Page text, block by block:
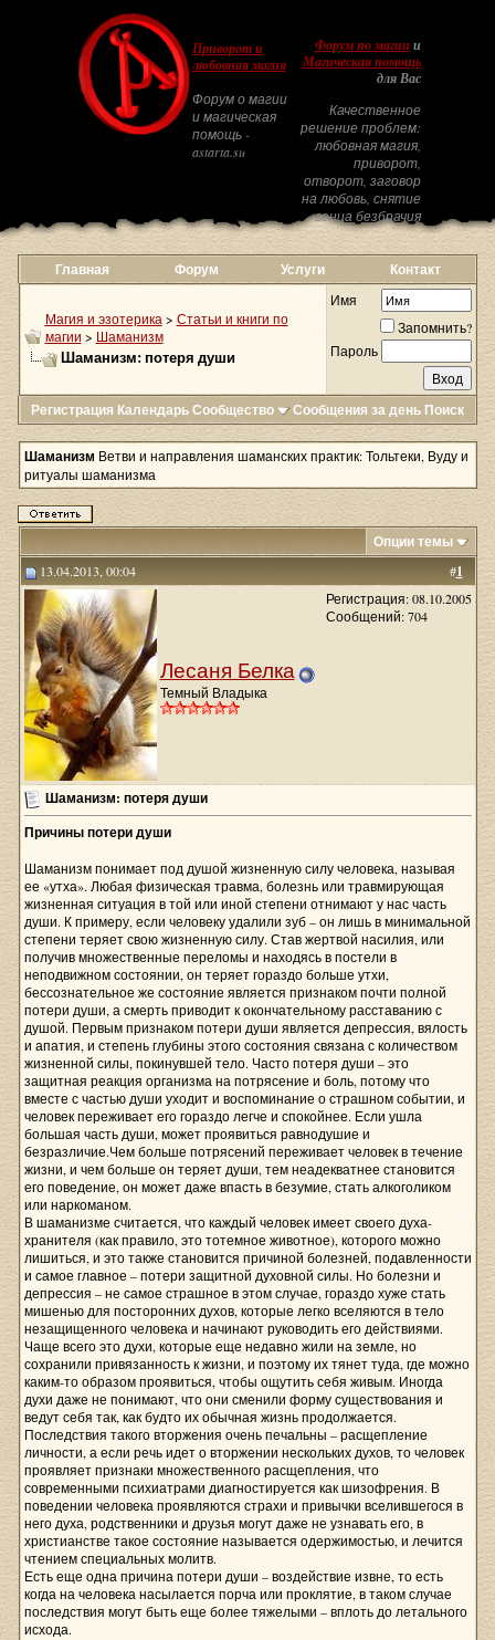
Приворот и
любовная магия
Форум о магии
и магическая
помощь -
astarta.su
Форум по магиии
Магическая помощь
для Вас
Качественное
решение проблем:
любовная магия,
приворот,
отворот, заговор
на любовь, снятие
венца безбрачия
Главная Форум Услуги Контакт
Магия и эзотерика > Статьи и книги по
магии > Шаманизм
Шаманизм: потеря души
Имя
Запомнить?
Пароль
Регистрация КалендарьСообщество Сообщения за день Поиск
Шаманизм Ветви и направления шаманских практик: Тольтеки, Вуду и
ритуалы шаманизма
Опции темы
#1
13.04.2013, 00:04
Лесаня Белка
Темный Владыка
Регистрация: 08.10.2005
Сообщений: 704
Шаманизм: потеря души
Причины потери души
Шаманизм понимает под душой жизненную силу человека, называя
ее «утха». Любая физическая травма, болезнь или травмирующая
жизненная ситуация в той или иной степени отнимают у нас часть
души. К примеру, если человеку удалили зуб – он лишь в минимальной
степени теряет свою жизненную силу. Став жертвой насилия, или
получив множественные переломы и находясь в постели в
неподвижном состоянии, он теряет гораздо больше утхи,
бессознательное же состояние является признаком почти полной
потери души, а смерть приводит к окончательному расставанию с
душой. Первым признаком потери души является депрессия, вялость
и апатия, и степень глубины этого состояния связана с количеством
жизненной силы, покинувшей тело. Часто потеря души – это
защитная реакция организма на потрясение и боль, потому что
вместе с частью души уходит и воспоминание о страшном событии, и
человек переживает его гораздо легче и спокойнее. Если ушла
большая часть души, может проявиться равнодушие и
безразличие.Чем больше потрясений переживает человек в течение
жизни, и чем больше он теряет души, тем неадекватнее становится
его поведение, он может даже впасть в безумие, стать алкоголиком
или наркоманом.
В шаманизме считается, что каждый человек имеет своего духа-
хранителя (как правило, это тотемное животное), которого можно
лишиться, и это также становится причиной болезней, подавленности
и самое главное – потери защитной духовной силы. Но болезни и
депрессия – не самое страшное в этом случае, гораздо хуже стать
мишенью для посторонних духов, которые легко вселяются в тело
незащищенного человека и начинают руководить его действиями.
Чаще всего это духи, которые еще недавно жили на земле, но
сохранили привязанность к жизни, и поэтому их тянет туда, где можно
каким-то образом проявиться, чтобы ощутить себя живым. Иногда
духи даже не понимают, что они сменили форму существования и
ведут себя так, как будто их обычная жизнь продолжается.
Последствия такого вторжения очень печальны – расщепление
личности, а если речь идет о вторжении нескольких духов, то человек
проявляет признаки множественного расщепления, что
современными психиатрами диагностируется как шизофрения. В
поведении человека проявляются страхи и привычки вселившегося в
него духа, родственники и друзья могут даже не узнавать его, в
христианстве такое состояние называется одержимостью, и лечится
чтением специальных молитв.
Есть еще одна причина потери души – воздействие извне, то есть
когда на человека насылается порча или проклятие, в таком случае
последствия могут быть еще более тяжелыми – вплоть до летального
исхода.